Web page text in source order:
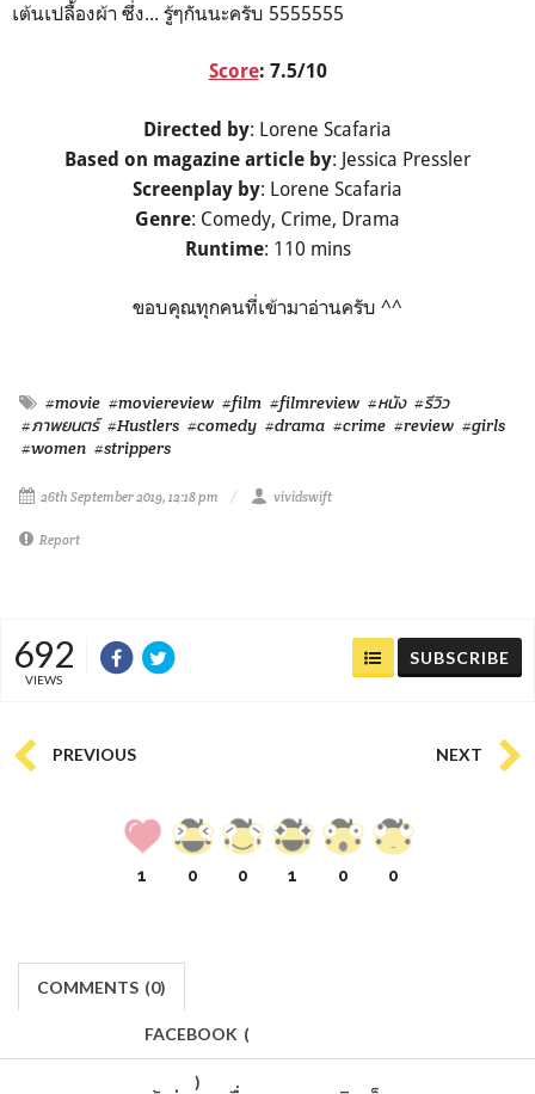
เต้นเปลื้องผ้า ซึ่ง... รู้ๆกันนะครับ 5555555
Score: 7.5/10
Directed by: Lorene Scafaria
Based on magazine article by: Jessica Pressler
Screenplay by: Lorene Scafaria
Genre: Comedy, Crime, Drama
Runtime: 110 mins
ขอบคุณทุกคนที่เข้ามาอ่านครับ ^^
#movie #moviereview #film #filmreview #หนัง #รีวิว
#ภาพยนตร์ #Hustlers #comedy #drama #crime #review #girls
#women #strippers
26th September 2019, 12:18 pm vividswift
Report
692
VIEWS
SUBSCRIBE
PREVIOUS NEXT
1 0 0 1 0 0
COMMENTS (0)
FACEBOOK (
)